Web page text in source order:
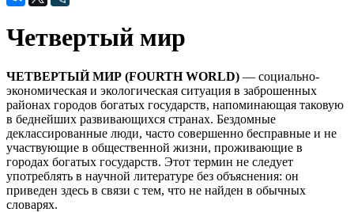
Четвертый мир
ЧЕТВЕРТЫЙ МИР (FOURTH WORLD) — социально-
экономическая и экологическая ситуация в заброшенных
районах городов богатых государств, напоминающая таковую
в беднейших развивающихся странах. Бездомные
деклассированные люди, часто совершенно бесправные и не
участвующие в общественной жизни, проживающие в
городах богатых государств. Этот термин не следует
употреблять в научной литературе без объяснения: он
приведен здесь в связи с тем, что не найден в обычных
словарях.